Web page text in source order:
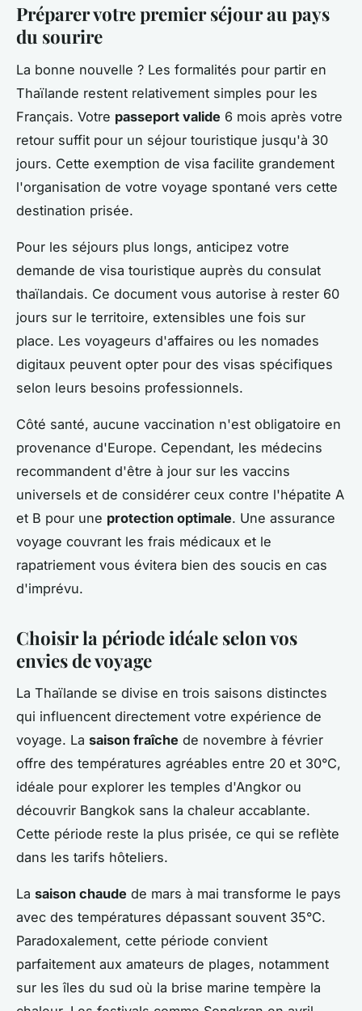
Préparer votre premier séjour au pays
du sourire
La bonne nouvelle ? Les formalités pour partir en
Thaïlande restent relativement simples pour les
Français. Votre passeport valide 6 mois après votre
retour suffit pour un séjour touristique jusqu'à 30
jours. Cette exemption de visa facilite grandement
l'organisation de votre voyage spontané vers cette
destination prisée.
Pour les séjours plus longs, anticipez votre
demande de visa touristique auprès du consulat
thaïlandais. Ce document vous autorise à rester 60
jours sur le territoire, extensibles une fois sur
place. Les voyageurs d'affaires ou les nomades
digitaux peuvent opter pour des visas spécifiques
selon leurs besoins professionnels.
Côté santé, aucune vaccination n'est obligatoire en
provenance d'Europe. Cependant, les médecins
recommandent d'être à jour sur les vaccins
universels et de considérer ceux contre l'hépatite A
et B pour une protection optimale. Une assurance
voyage couvrant les frais médicaux et le
rapatriement vous évitera bien des soucis en cas
d'imprévu.
Choisir la période idéale selon vos
envies de voyage
La Thaïlande se divise en trois saisons distinctes
qui influencent directement votre expérience de
voyage. La saison fraîche de novembre à février
offre des températures agréables entre 20 et 30°C,
idéale pour explorer les temples d'Angkor ou
découvrir Bangkok sans la chaleur accablante.
Cette période reste la plus prisée, ce qui se reflète
dans les tarifs hôteliers.
La saison chaude de mars à mai transforme le pays
avec des températures dépassant souvent 35°C.
Paradoxalement, cette période convient
parfaitement aux amateurs de plages, notamment
sur les îles du sud où la brise marine tempère la